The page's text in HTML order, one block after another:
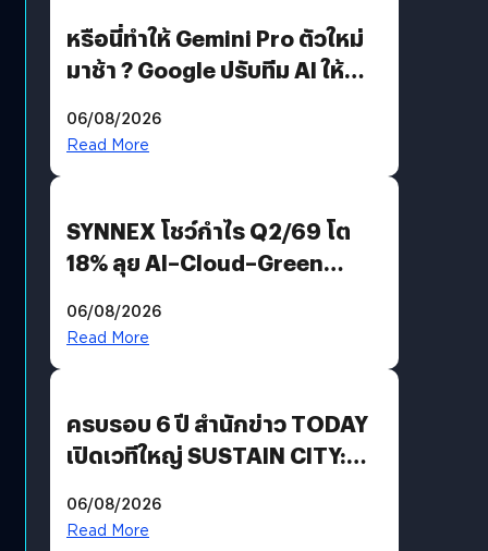
หรือนี่ทำให้ Gemini Pro ตัวใหม่
มาช้า ? Google ปรับทีม AI ให้
AGI
06/08/2026
Read More
SYNNEX โชว์กำไร Q2/69 โต
18% ลุย AI–Cloud–Green
Revenue เร่งเครื่อง New
06/08/2026
Read More
ครบรอบ 6 ปี สำนักข่าว TODAY
เปิดเวทีใหญ่ SUSTAIN CITY:
แนวทางปรับตัวสู่เศรษฐกิจสี
06/08/2026
Read More